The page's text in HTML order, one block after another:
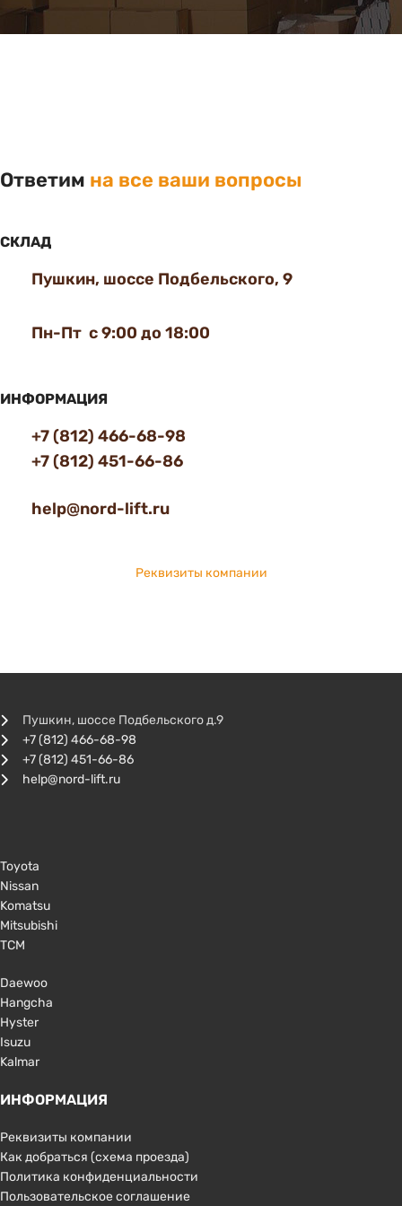
Ответим на все ваши вопросы
СКЛАД
Пушкин, шоссе Подбельского, 9
Пн-Пт с 9:00 до 18:00
ИНФОРМАЦИЯ
+7 (812) 466-68-98
+7 (812) 451-66-86
help@nord-lift.ru
Реквизиты компании
Пушкин, шоссе Подбельского д.9
+7 (812) 466-68-98
+7 (812) 451-66-86
help@nord-lift.ru
Toyota
Nissan
Komatsu
Mitsubishi
TCM
Daewoo
Hangcha
Hyster
Isuzu
Kalmar
ИНФОРМАЦИЯ
Реквизиты компании
Как добраться (схема проезда)
Политика конфиденциальности
Пользовательское соглашение